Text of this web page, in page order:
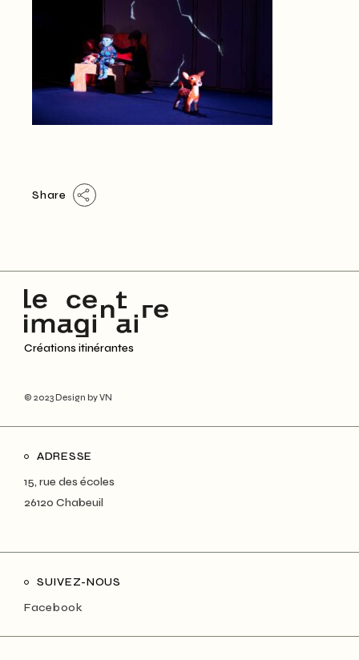
Share
Créations itinérantes
© 2023Design by VN
ADRESSE
15, rue des écoles
26120 Chabeuil
SUIVEZ-NOUS
Facebook